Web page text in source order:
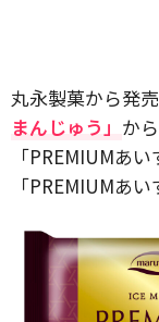
丸永製菓から発
まんじゅう」 か
「PREMIUMあ
「PREMIUMあ